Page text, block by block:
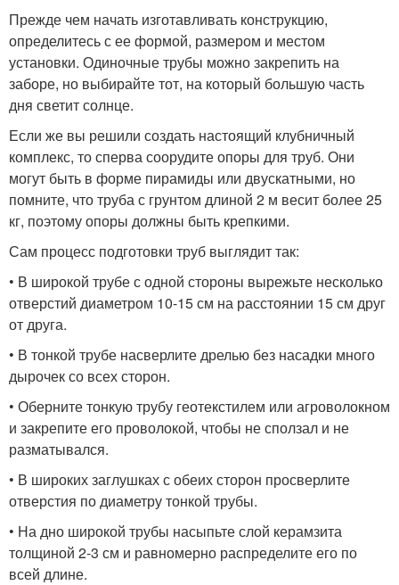
Прежде чем начать изготавливать конструкцию,
определитесь с ее формой, размером и местом
установки. Одиночные трубы можно закрепить на
заборе, но выбирайте тот, на который большую часть
дня светит солнце.
Если же вы решили создать настоящий клубничный
комплекс, то сперва соорудите опоры для труб. Они
могут быть в форме пирамиды или двускатными, но
помните, что труба с грунтом длиной 2 м весит более 25
кг, поэтому опоры должны быть крепкими.
Сам процесс подготовки труб выглядит так:
• В широкой трубе с одной стороны вырежьте несколько
отверстий диаметром 10-15 см на расстоянии 15 см друг
от друга.
• В тонкой трубе насверлите дрелью без насадки много
дырочек со всех сторон.
• Оберните тонкую трубу геотекстилем или агроволокном
и закрепите его проволокой, чтобы не сползал и не
разматывался.
• В широких заглушках с обеих сторон просверлите
отверстия по диаметру тонкой трубы.
• На дно широкой трубы насыпьте слой керамзита
толщиной 2-3 см и равномерно распределите его по
всей длине.